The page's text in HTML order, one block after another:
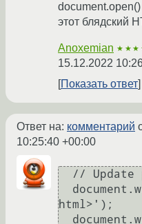
document.open()
этот блядский
Anoxemian
15.12.2022
Показать ответ
Ответ на: комментарий
10:25:40 +00:00
html>');